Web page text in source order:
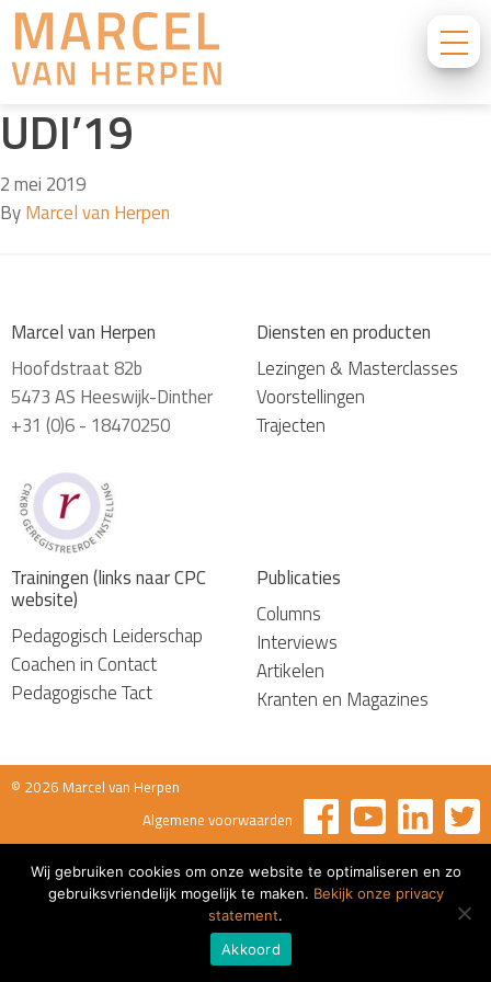
UDI’19
2 mei 2019
ByMarcel van Herpen
Marcel van Herpen
Hoofdstraat 82b
5473 AS Heeswijk-Dinther
+31 (0)6 - 18470250
Diensten en producten
Lezingen & Masterclasses
Voorstellingen
Trajecten
Trainingen (links naar CPC
website)
Pedagogisch Leiderschap
Coachen in Contact
Pedagogische Tact
Publicaties
Columns
Interviews
Artikelen
Kranten en Magazines
© 2026 Marcel van Herpen
Algemene voorwaarden
Wij gebruiken cookies om onze website te optimaliseren en zo
gebruiksvriendelijk mogelijk te maken. Bekijk onze privacy
statement.
Akkoord